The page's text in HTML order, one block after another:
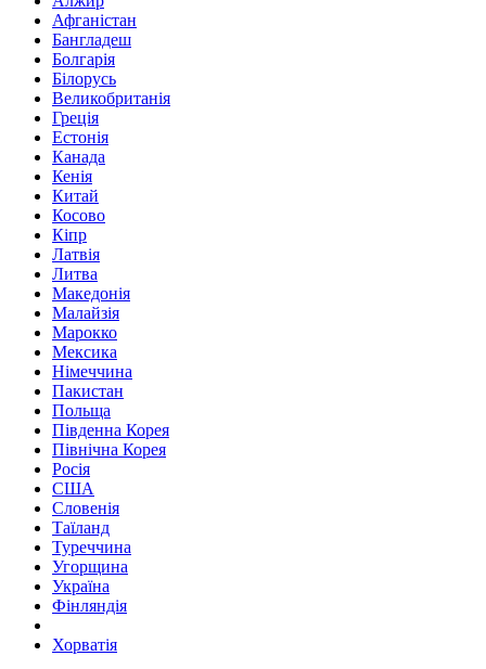
Афганістан
Бангладеш
Болгарія
Білорусь
Великобританія
Греція
Естонія
Канада
Кенія
Китай
Косово
Кіпр
Латвія
Литва
Македонія
Малайзія
Марокко
Мексика
Німеччина
Пакистан
Польща
Південна Корея
Північна Корея
Росія
США
Словенія
Таїланд
Туреччина
Угорщина
Україна
Фінляндія
Хорватія